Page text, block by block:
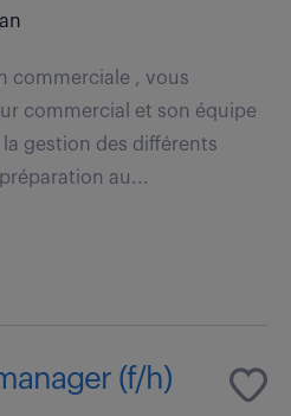
commerciale , vous
commercial et son équipe
gestion des différents
au...
(f/h)